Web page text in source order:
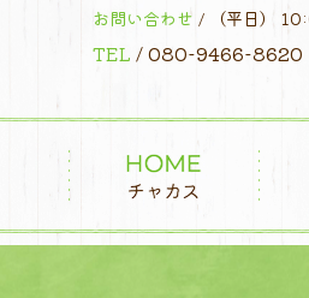
ッ
お問い合わせ / （平日）
TEL / 080-9466-8620